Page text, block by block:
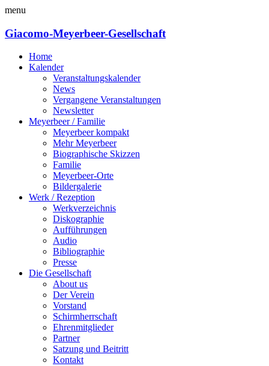
menu
Giacomo-Meyerbeer-Gesellschaft
Home
Kalender
Veranstaltungskalender
News
Vergangene Veranstaltungen
Newsletter
Meyerbeer / Familie
Meyerbeer kompakt
Mehr Meyerbeer
Biographische Skizzen
Familie
Meyerbeer-Orte
Bildergalerie
Werk / Rezeption
Werkverzeichnis
Diskographie
Aufführungen
Audio
Bibliographie
Presse
Die Gesellschaft
About us
Der Verein
Vorstand
Schirmherrschaft
Ehrenmitglieder
Partner
Satzung und Beitritt
Kontakt